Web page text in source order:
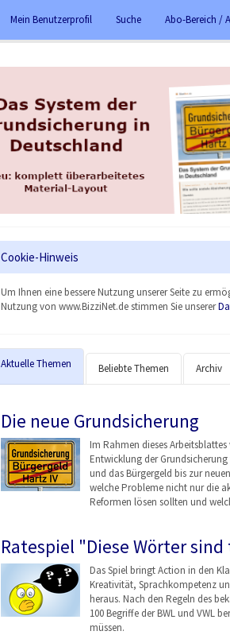
Mein Benutzerprofil Suche Abo-Bereich /
Cookie-Hinweis
Um Ihnen eine bessere Nutzung unserer Seite zu
Nutzung von www.BizziNet.de stimmen Sie unserer
Aktuelle Themen Beliebte Themen Archiv
Die neue Grundsicherung
Im Rahmen dieses
Entwicklung der
und das Bürgergeld bis zur
welche Probleme nicht nur die
Reformen lösen sollten und
Ratespiel "Diese Wörter
Das Spiel bringt Action in den
Kreativität, Sprachkompetenz
heraus. Nach den Regeln des
100 Begriffe der BWL und VWL
müssen.